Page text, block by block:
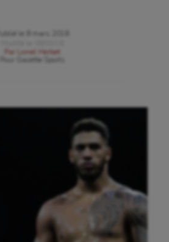
Publié le
8 mars 2018
Par
Lionel Herbet
Gazette Sports